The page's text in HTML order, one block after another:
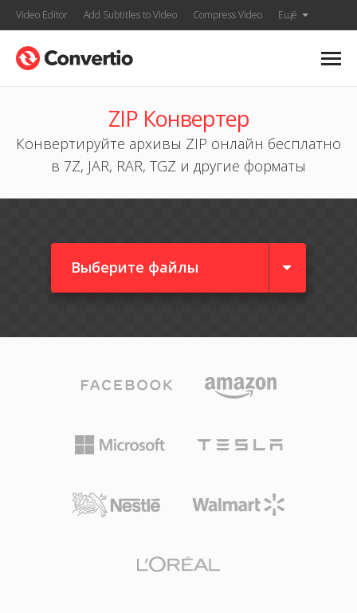
Video Editor Add Subtitles to Video Compress Video Ещё
ZIP Конвертер
Конвертируйте архивы ZIP онлайн бесплатно
в 7Z, JAR, RAR, TGZ и другие форматы
Выберите файлы